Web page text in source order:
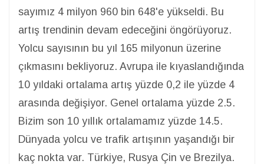
sayımız 4 milyon 960 bin 648'e yükseldi. Bu
artış trendinin devam edeceğini öngörüyoruz.
Yolcu sayısının bu yıl 165 milyonun üzerine
çıkmasını bekliyoruz. Avrupa ile kıyaslandığında
10 yıldaki ortalama artış yüzde 0,2 ile yüzde 4
arasında değişiyor. Genel ortalama yüzde 2.5.
Bizim son 10 yıllık ortalamamız yüzde 14.5.
Dünyada yolcu ve trafik artışının yaşandığı bir
kaç nokta var. Türkiye, Rusya Çin ve Brezilya.